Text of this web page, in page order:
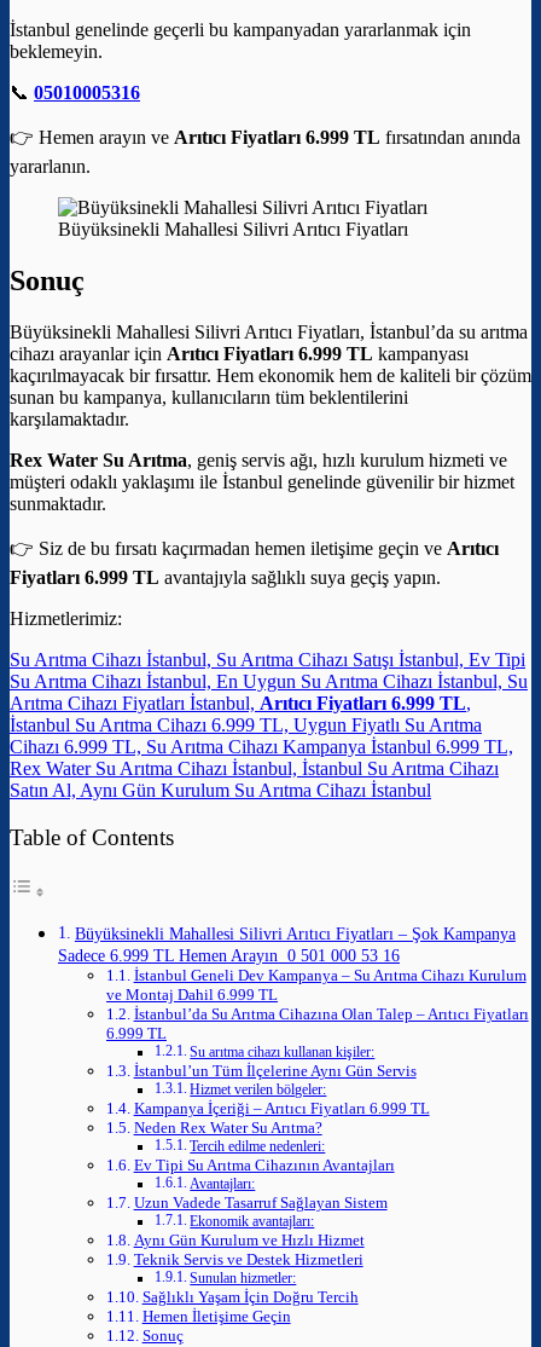
İstanbul genelinde geçerli bu kampanyadan yararlanmak için
beklemeyin.
📞 05010005316
👉 Hemen arayın ve Arıtıcı Fiyatları 6.999 TL fırsatından anında
yararlanın.
Büyüksinekli Mahallesi Silivri Arıtıcı Fiyatları
Sonuç
Büyüksinekli Mahallesi Silivri Arıtıcı Fiyatları, İstanbul’da su arıtma
cihazı arayanlar için Arıtıcı Fiyatları 6.999 TL kampanyası
kaçırılmayacak bir fırsattır. Hem ekonomik hem de kaliteli bir çözüm
sunan bu kampanya, kullanıcıların tüm beklentilerini
karşılamaktadır.
Rex Water Su Arıtma, geniş servis ağı, hızlı kurulum hizmeti ve
müşteri odaklı yaklaşımı ile İstanbul genelinde güvenilir bir hizmet
sunmaktadır.
👉 Siz de bu fırsatı kaçırmadan hemen iletişime geçin ve Arıtıcı
Fiyatları 6.999 TL avantajıyla sağlıklı suya geçiş yapın.
Hizmetlerimiz:
Su Arıtma Cihazı İstanbul, Su Arıtma Cihazı Satışı İstanbul, Ev Tipi
Su Arıtma Cihazı İstanbul, En Uygun Su Arıtma Cihazı İstanbul, Su
Arıtma Cihazı Fiyatları İstanbul, Arıtıcı Fiyatları 6.999 TL,
İstanbul Su Arıtma Cihazı 6.999 TL, Uygun Fiyatlı Su Arıtma
Cihazı 6.999 TL, Su Arıtma Cihazı Kampanya İstanbul 6.999 TL,
Rex Water Su Arıtma Cihazı İstanbul, İstanbul Su Arıtma Cihazı
Satın Al, Aynı Gün Kurulum Su Arıtma Cihazı İstanbul
Table of Contents
Büyüksinekli Mahallesi Silivri Arıtıcı Fiyatları – Şok Kampanya
Sadece 6.999 TL Hemen Arayın 0 501 000 53 16
İstanbul Geneli Dev Kampanya – Su Arıtma Cihazı Kurulum
ve Montaj Dahil 6.999 TL
İstanbul’da Su Arıtma Cihazına Olan Talep – Arıtıcı Fiyatları
6.999 TL
Su arıtma cihazı kullanan kişiler:
İstanbul’un Tüm İlçelerine Aynı Gün Servis
Hizmet verilen bölgeler:
Kampanya İçeriği – Arıtıcı Fiyatları 6.999 TL
Neden Rex Water Su Arıtma?
Tercih edilme nedenleri:
Ev Tipi Su Arıtma Cihazının Avantajları
Avantajları:
Uzun Vadede Tasarruf Sağlayan Sistem
Ekonomik avantajları:
Aynı Gün Kurulum ve Hızlı Hizmet
Teknik Servis ve Destek Hizmetleri
Sunulan hizmetler:
Sağlıklı Yaşam İçin Doğru Tercih
Hemen İletişime Geçin
Sonuç